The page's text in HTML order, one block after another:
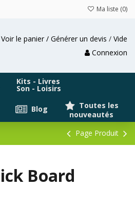
Ma liste (0)
Voir le panier / Générer un devis / Vide
Connexion
Kits - Livres
Son - Loisirs
Toutes les
nouveautés
Blog
Page Produit
Board